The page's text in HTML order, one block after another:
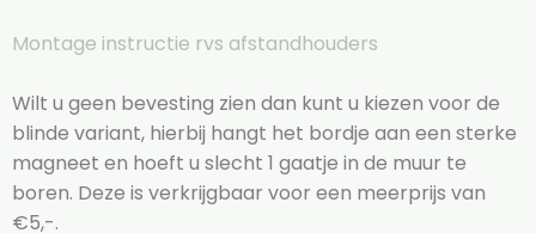
Montage instructie rvs afstandhouders
Wilt u geen bevesting zien dan kunt u kiezen voor de
blinde variant, hierbij hangt het bordje aan een sterke
magneet en hoeft u slecht 1 gaatje in de muur te
boren. Deze is verkrijgbaar voor een meerprijs van
€5,-.